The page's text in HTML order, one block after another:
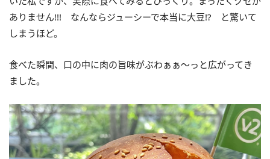
ありません!!! なんならジューシーで本当に大豆!? と驚いて
しまうほど。
食べた瞬間、口の中に肉の旨味がぶわぁぁ～っと広がってき
ました。